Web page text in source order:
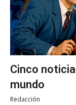
Cinco
mundo
Redacción